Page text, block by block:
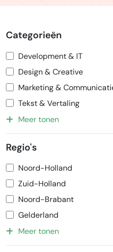
Categorieën
Development & IT
Design & Creative
Marketing &
Tekst & Vertaling
Meer tonen
Regio's
Noord-Holland
Zuid-Holland
Noord-Brabant
Gelderland
Meer tonen